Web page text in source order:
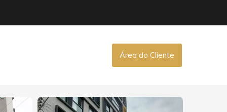
Área do Cliente